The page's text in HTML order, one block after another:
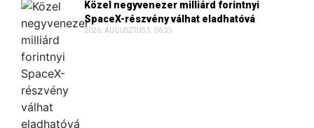
Közel negyvenezer milliárd forintnyi
SpaceX-részvény válhat eladhatóvá
2026. AUGUSZTUS 5. 06:35